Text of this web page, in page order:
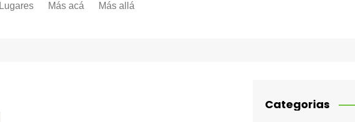
Lugares Más acá Más allá
Categorias